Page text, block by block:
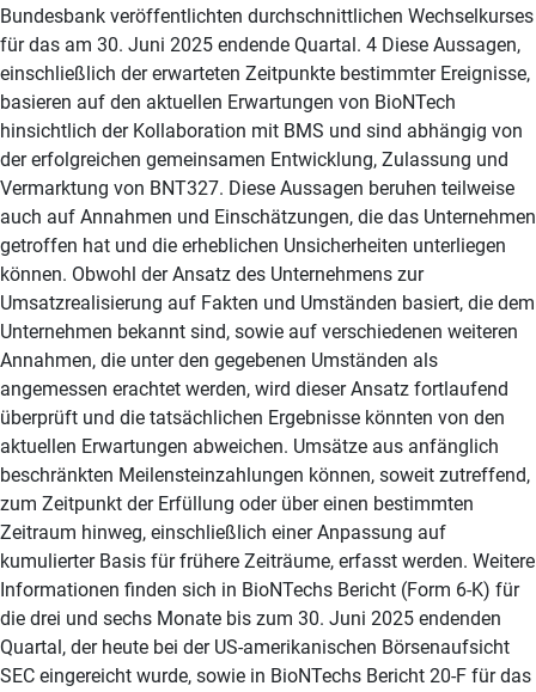
Bundesbank veröffentlichten durchschnittlichen Wechselkurses
für das am 30. Juni 2025 endende Quartal. 4 Diese Aussagen,
einschließlich der erwarteten Zeitpunkte bestimmter Ereignisse,
basieren auf den aktuellen Erwartungen von BioNTech
hinsichtlich der Kollaboration mit BMS und sind abhängig von
der erfolgreichen gemeinsamen Entwicklung, Zulassung und
Vermarktung von BNT327. Diese Aussagen beruhen teilweise
auch auf Annahmen und Einschätzungen, die das Unternehmen
getroffen hat und die erheblichen Unsicherheiten unterliegen
können. Obwohl der Ansatz des Unternehmens zur
Umsatzrealisierung auf Fakten und Umständen basiert, die dem
Unternehmen bekannt sind, sowie auf verschiedenen weiteren
Annahmen, die unter den gegebenen Umständen als
angemessen erachtet werden, wird dieser Ansatz fortlaufend
überprüft und die tatsächlichen Ergebnisse könnten von den
aktuellen Erwartungen abweichen. Umsätze aus anfänglich
beschränkten Meilensteinzahlungen können, soweit zutreffend,
zum Zeitpunkt der Erfüllung oder über einen bestimmten
Zeitraum hinweg, einschließlich einer Anpassung auf
kumulierter Basis für frühere Zeiträume, erfasst werden. Weitere
Informationen finden sich in BioNTechs Bericht (Form 6-K) für
die drei und sechs Monate bis zum 30. Juni 2025 endenden
Quartal, der heute bei der US-amerikanischen Börsenaufsicht
SEC eingereicht wurde, sowie in BioNTechs Bericht 20-F für das